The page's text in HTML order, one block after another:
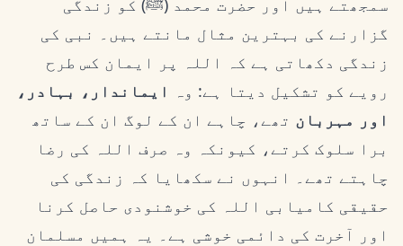
سمجھتے ہیں اور حضرت محمد (ﷺ) کو زندگی
گزارنے کی بہترین مثال مانتے ہیں۔ نبی کی
زندگی دکھاتی ہے کہ اللہ پر ایمان کس طرح
رویے کو تشکیل دیتا ہے: وہ ایماندار، بہادر،
اور مہربان تھے، چاہے ان کے لوگ ان کے ساتھ
برا سلوک کرتے، کیونکہ وہ صرف اللہ کی رضا
چاہتے تھے۔ انہوں نے سکھایا کہ زندگی کی
حقیقی کامیابی اللہ کی خوشنودی حاصل کرنا
اور آخرت کی دائمی خوشی ہے۔ یہ ہمیں مسلمان